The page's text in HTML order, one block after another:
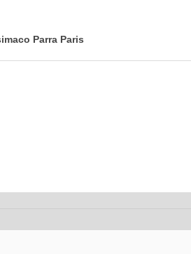
Parra Paris